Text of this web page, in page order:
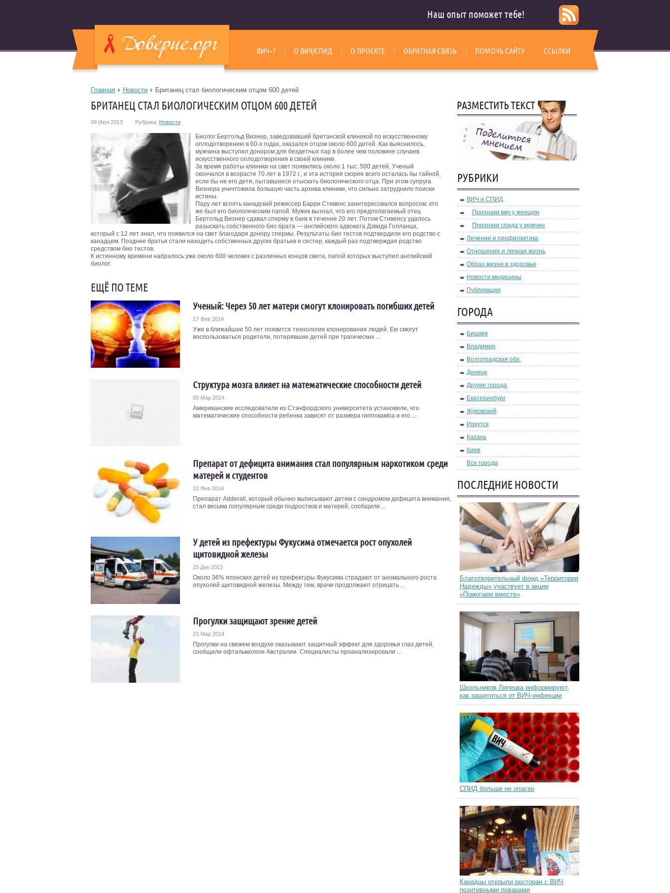
Наш опыт поможет тебе!
ВИЧ+? О ВИЧ/СПИД О ПРОЕКТЕ ОБРАТНАЯ СВЯЗЬ ПОМОЧЬ САЙТУ ССЫЛКИ
Главная Новости Британец стал биологическим отцом 600 детей
БРИТАНЕЦ СТАЛ БИОЛОГИЧЕСКИМ ОТЦОМ 600 ДЕТЕЙ
09 Июл 2013 Рубрика: Новости
Биолог Бертольд Визнер, заведовавший британской клиникой по искусственному
оплодотворению в 60-х годах, оказался отцом около 600 детей. Как выяснилось,
мужчина выступил донором для бездетных пар в более чем половине случаев
искусственного оплодотворения в своей клинике.
За время работы клиники на свет появились около 1 тыс. 500 детей. Ученый
скончался в возрасте 70 лет в 1972 г., и эта история скорее всего осталась бы тайной,
если бы не его дети, пытавшиеся отыскать биологического отца. При этом супруга
Визнера уничтожила большую часть архива клиники, что сильно затруднило поиски
истины.
Пару лет вспять канадский режиссер Барри Стивенс заинтересовался вопросом: кто
же был его биологическим папой. Мужик вызнал, что его предполагаемый отец
Бертольд Визнер сдавал сперму в банк в течение 20 лет. Потом Стивенсу удалось
разыскать собственного био брата — английского адвоката Дэвида Голланца,
который с 12 лет знал, что появился на свет благодаря донору спермы. Результаты био тестов подтвердили его родство с
канадцем. Позднее братья стали находить собственных других братьев и сестер, каждый раз подтверждая родство
средством био тестов.
К истинному времени набралось уже около 600 человек с различных концов света, папой которых выступил английский
биолог.
ЕЩЁ ПО ТЕМЕ
Ученый: Через 50 лет матери смогут клонировать погибших детей
17 Фев 2014
Уже в ближайшие 50 лет появится технология клонирования людей. Ею смогут
воспользоваться родители, потерявшие детей при трагических ...
Структура мозга влияет на математические способности детей
05 Мар 2014
Американские исследователи из Стэнфордского университета установили, что
математические способности ребенка зависят от размера гиппокампа и его ...
Препарат от дефицита внимания стал популярным наркотиком среди
матерей и студентов
22 Янв 2014
Препарат Adderall, который обычно выписывают детям с синдромом дефицита внимания,
стал весьма популярным среди подростков и матерей, сообщили ...
У детей из префектуры Фукусима отмечается рост опухолей
щитовидной железы
25 Дек 2013
Около 36% японских детей из префектуры Фукусима страдают от аномального роста
опухолей щитовидной железы. Между тем, врачи продолжают отрицать ...
Прогулки защищают зрение детей
23 Мар 2014
Прогулки на свежем воздухе оказывают защитный эффект для здоровья глаз детей,
сообщили офтальмологи Австралии. Специалисты проанализировали ...
РУБРИКИ
ВИЧ и СПИД
Признаки вич у женщин
Признаки спида у мужчин
Лечение и профилактика
Отношения и личная жизнь
Образ жизни и здоровье
Новости медицины
Публикации
ГОРОДА
Бишкек
Владимир
Волгоградская обл.
Донецк
Другие города
Екатеринбург
Жуковский
Иркутск
Казань
Киев
Все города
ПОСЛЕДНИЕ НОВОСТИ
Благотворительный фонд «Территория
Надежды» участвует в акции
«Помогаем вместе»
Школьников Липецка информируют,
как защититься от ВИЧ-инфекции
СПИД больше не опасен
Канадцы открыли ресторан с ВИЧ
позитивными поварами